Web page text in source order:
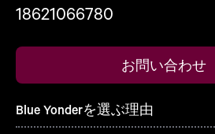
18621066780
お問い合わせ
Blue Yonderを選ぶ理由